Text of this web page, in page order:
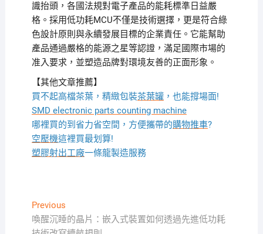
識抬頭，各國法規對電子產品的能耗標準日益嚴
格。採用低功耗MCU不僅是技術選擇，更是符合綠
色設計原則與永續發展目標的企業責任。它能幫助
產品通過嚴格的能源之星等認證，滿足國際市場的
准入要求，並塑造品牌對環境友善的正面形象。
【其他文章推薦】
買不起高檔茶葉，精緻包裝茶葉罐，也能撐場面!
SMD electronic parts counting machine
哪裡買的到省力省空間，方便攜帶的購物推車?
空壓機這裡買最划算!
塑膠射出工廠一條龍製造服務
文
章
PreviousPrevious
post:
喚醒沉睡的晶片：嵌入式裝置如何透過先進低功耗